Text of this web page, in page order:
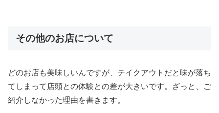
その他のお店について
どのお店も美味しいんですが、テイクアウトだと味が落ち
てしまって店頭との体験との差が大きいです。ざっと、ご
紹介しなかった理由を書きます。